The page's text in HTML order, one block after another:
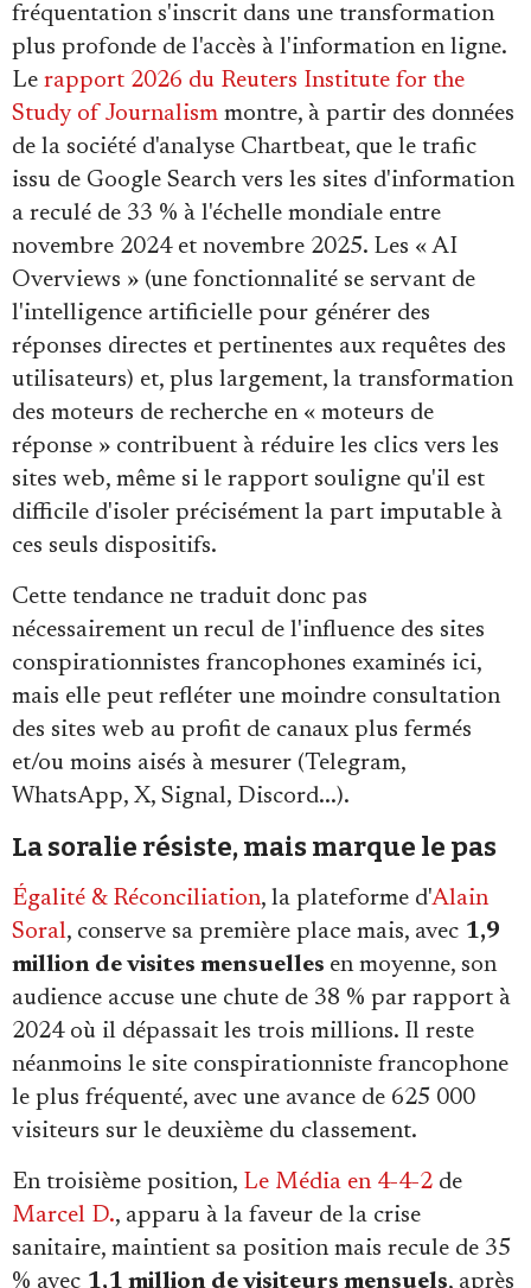
fréquentation s'inscrit dans une transformation
plus profonde de l'accès à l'information en ligne.
Le rapport 2026 du Reuters Institute for the
Study of Journalism montre, à partir des données
de la société d'analyse Chartbeat, que le trafic
issu de Google Search vers les sites d'information
a reculé de 33 % à l'échelle mondiale entre
novembre 2024 et novembre 2025. Les « AI
Overviews » (une fonctionnalité se servant de
l'intelligence artificielle pour générer des
réponses directes et pertinentes aux requêtes des
utilisateurs) et, plus largement, la transformation
des moteurs de recherche en « moteurs de
réponse » contribuent à réduire les clics vers les
sites web, même si le rapport souligne qu'il est
difficile d'isoler précisément la part imputable à
ces seuls dispositifs.
Cette tendance ne traduit donc pas
nécessairement un recul de l'influence des sites
conspirationnistes francophones examinés ici,
mais elle peut refléter une moindre consultation
des sites web au profit de canaux plus fermés
et/ou moins aisés à mesurer (Telegram,
WhatsApp, X, Signal, Discord...).
La soralie résiste, mais marque le pas
Égalité & Réconciliation, la plateforme d'Alain
Soral, conserve sa première place mais, avec 1,9
million de visites mensuelles en moyenne, son
audience accuse une chute de 38 % par rapport à
2024 où il dépassait les trois millions. Il reste
néanmoins le site conspirationniste francophone
le plus fréquenté, avec une avance de 625 000
visiteurs sur le deuxième du classement.
En troisième position, Le Média en 4-4-2 de
Marcel D., apparu à la faveur de la crise
sanitaire, maintient sa position mais recule de 35
% avec 1,1 million de visiteurs mensuels, après